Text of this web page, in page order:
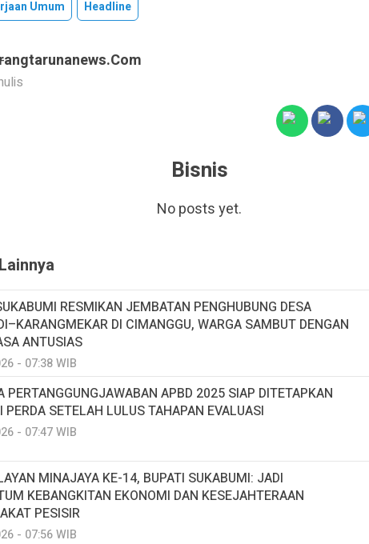
Umum Headline
Bisnis
No posts yet.
RESMIKAN JEMBATAN PENGHUBUNG DESA
DI CIMANGGU, WARGA SAMBUT DENGAN
ANTUSIAS
- 07:38 WIB
PERTANGGUNGJAWABAN APBD 2025 SIAP DITETAPKAN
PERDA SETELAH LULUS TAHAPAN EVALUASI
- 07:47 WIB
MINAJAYA KE-14, BUPATI SUKABUMI: JADI
KEBANGKITAN EKONOMI DAN KESEJAHTERAAN
PESISIR
- 07:56 WIB